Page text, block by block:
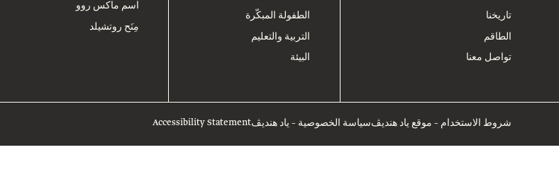
تاريخنا
الطاقم
تواصل معنا
الطفولة المبكّرة
التربية والتعليم
البيئة
اسم ماكس روو
مِنَح روتشيلد
شروط الاستخدام – موقع ياد هنديڤسياسة الخصوصية – ياد هنديڤAccessibility Statement